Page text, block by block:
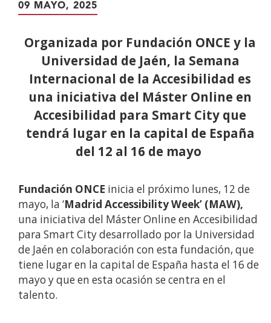
09 MAYO, 2025
Organizada por Fundación ONCE y la
Universidad de Jaén, la Semana
Internacional de la Accesibilidad es
una iniciativa del Máster Online en
Accesibilidad para Smart City que
tendrá lugar en la capital de España
del 12 al 16 de mayo
Fundación ONCE inicia el próximo lunes, 12 de
mayo, la ‘Madrid Accessibility Week’ (MAW),
una iniciativa del Máster Online en Accesibilidad
para Smart City desarrollado por la Universidad
de Jaén en colaboración con esta fundación, que
tiene lugar en la capital de España hasta el 16 de
mayo y que en esta ocasión se centra en el
talento.